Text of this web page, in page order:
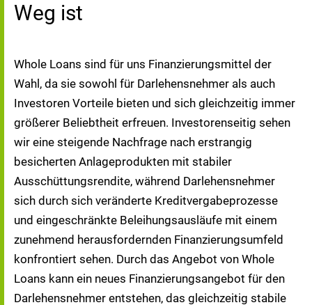
Weg ist
Whole Loans sind für uns Finanzierungsmittel der
Wahl, da sie sowohl für Darlehensnehmer als auch
Investoren Vorteile bieten und sich gleichzeitig immer
größerer Beliebtheit erfreuen. Investorenseitig sehen
wir eine steigende Nachfrage nach erstrangig
besicherten Anlageprodukten mit stabiler
Ausschüttungsrendite, während Darlehensnehmer
sich durch sich veränderte Kreditvergabeprozesse
und eingeschränkte Beleihungsausläufe mit einem
zunehmend herausfordernden Finanzierungsumfeld
konfrontiert sehen. Durch das Angebot von Whole
Loans kann ein neues Finanzierungsangebot für den
Darlehensnehmer entstehen, das gleichzeitig stabile